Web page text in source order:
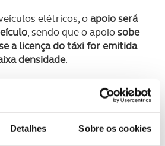
Detalhes Sobre os cookies
elétricos, oapoio será
, sendo que o apoiosobe
a licença do táxi for emitida
densidade.
a um máximo de 10 táxis ou